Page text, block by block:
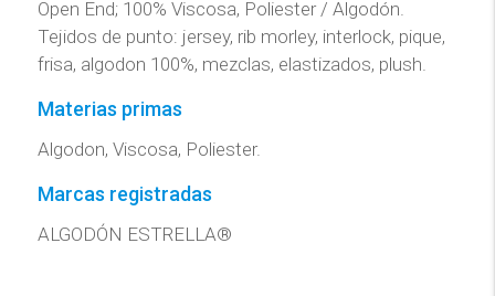
Open End; 100% Viscosa, Poliester / Algodón.
Tejidos de punto: jersey, rib morley, interlock, pique,
frisa, algodon 100%, mezclas, elastizados, plush.
Materias primas
Algodon, Viscosa, Poliester.
Marcas registradas
ALGODÓN ESTRELLA®